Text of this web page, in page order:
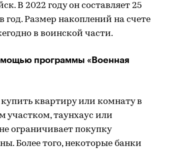
В 2022 году он составляет 25
год. Размер накоплений на счете
в воинской части.
программы «Военная
квартиру или комнату в
участком, таунхаус или
ограничивает покупку
Более того, некоторые банки